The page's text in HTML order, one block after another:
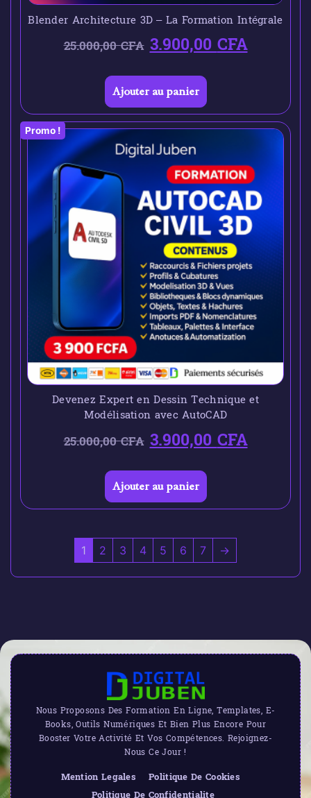
Blender Architecture 3D – La Formation Intégrale
25.000,00CFA 3.900,00CFA
Ajouter au panier
Promo !
Devenez Expert en Dessin Technique et
Modélisation avec AutoCAD
25.000,00CFA 3.900,00CFA
Ajouter au panier
1 2 3 4 5 6 7 →
Nous Proposons Des Formation En Ligne, Templates, E-
Books, Outils Numériques Et Bien Plus Encore Pour
Booster Votre Activité Et Vos Compétences. Rejoignez-
Nous Ce Jour !
Mention Legales
Politique De Cookies